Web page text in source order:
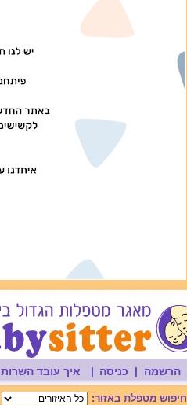
הרשמה | כניסה | איך עובד השרות
חיפוש מטפלת באזור: